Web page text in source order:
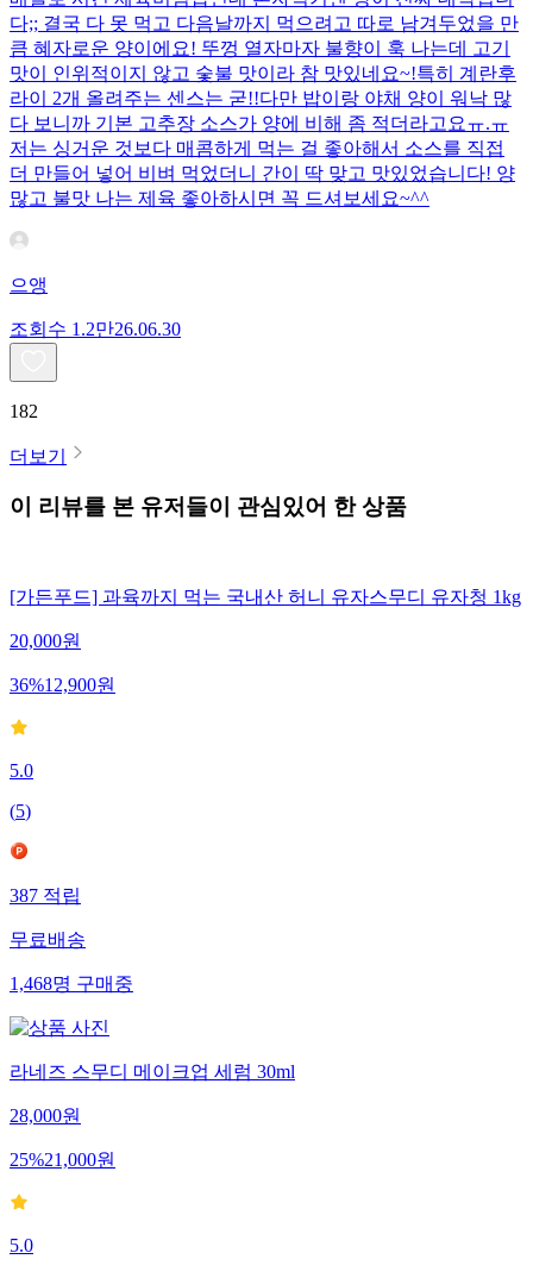
다;; 결국 다 못 먹고 다음날까지 먹으려고 따로 남겨두었을 만
큼 혜자로운 양이에요! 뚜껑 열자마자 불향이 훅 나는데 고기
맛이 인위적이지 않고 숯불 맛이라 참 맛있네요~!특히 계란후
라이 2개 올려주는 센스는 굳!! ​다만 밥이랑 야채 양이 워낙 많
다 보니까 기본 고추장 소스가 양에 비해 좀 적더라고요ㅠ.ㅠ
저는 싱거운 것보다 매콤하게 먹는 걸 좋아해서 소스를 직접
더 만들어 넣어 비벼 먹었더니 간이 딱 맞고 맛있었습니다! 양
많고 불맛 나는 제육 좋아하시면 꼭 드셔보세요~^^
으앵
조회수 1.2만26.06.30
182
더보기
이 리뷰를 본 유저들이 관심있어 한 상품
[가든푸드] 과육까지 먹는 국내산 허니 유자스무디 유자청 1kg
20,000원
36%12,900원
5.0
(5)
387적립
무료배송
1,468명구매중
라네즈 스무디 메이크업 세럼 30ml
28,000원
25%21,000원
5.0